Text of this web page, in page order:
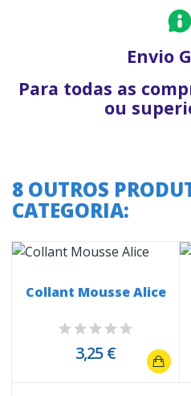
Envio
Para todas as
ou
8 OUTROS
CATEGORIA:
Collant Mousse Alice
3,25 €